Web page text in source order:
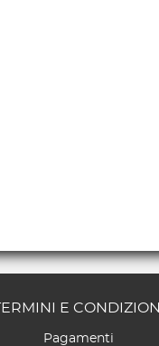
E CONDIZIONI
Pagamenti